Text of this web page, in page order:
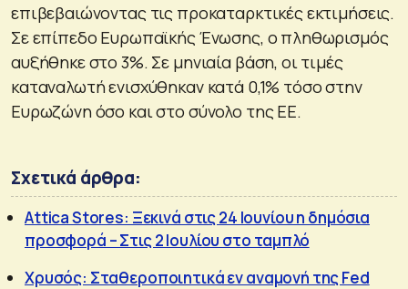
επιβεβαιώνοντας τις προκαταρκτικές εκτιμήσεις.
Σε επίπεδο Ευρωπαϊκής Ένωσης, ο πληθωρισμός
αυξήθηκε στο 3%. Σε μηνιαία βάση, οι τιμές
καταναλωτή ενισχύθηκαν κατά 0,1% τόσο στην
Ευρωζώνη όσο και στο σύνολο της ΕΕ.
Σχετικά άρθρα:
Attica Stores: Ξεκινά στις 24 Ιουνίου η δημόσια
προσφορά – Στις 2 Ιουλίου στο ταμπλό
Χρυσός: Σταθεροποιητικά εν αναμονή της Fed